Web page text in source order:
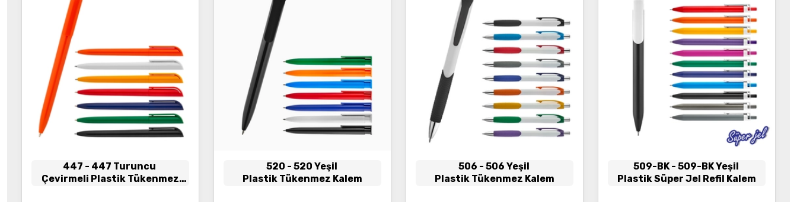
447 - 447 Turuncu
Çevirmeli Plastik Tükenmez
520 - 520 Yeşil
Plastik Tükenmez Kalem
506 - 506 Yeşil
Plastik Tükenmez Kalem
509-BK - 509-BK Yeşil
Plastik Süper Jel Refil Kalem